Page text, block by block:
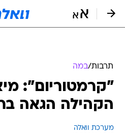
תרבות/במה
"קרמטוריום":
הקהילה הגאה
מערכת וואלה